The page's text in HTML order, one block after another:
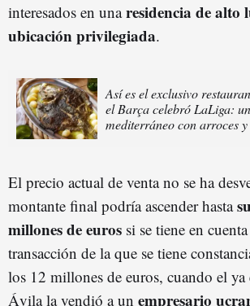
interesados en unaresidencia de alto
ubicación privilegiada.
Así es el exclusivo
el Barça celebró LaLiga: un
mediterráneo con arroces
El precio actual de venta no se ha
montante final podría ascender hasta
millones de euros si se tiene en
transacción de la que se tiene
los 12 millones de euros, cuando el ya
Ávila la vendió a un empresario